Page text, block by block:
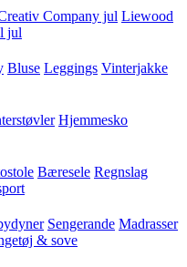
Company jul Liewood
jul
Bluse Leggings Vinterjakke
Hjemmesko
Bæresele Regnslag
Sengerande Madrasser
& sove